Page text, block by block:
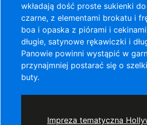
wkładają dość proste sukienki
czarne, z elementami brokatu i
boa i opaska z piórami i
długie, satynowe rękawiczki i
Panowie powinni wystąpić w
przynajmniej postarać się o
buty.
Impreza tematyczna